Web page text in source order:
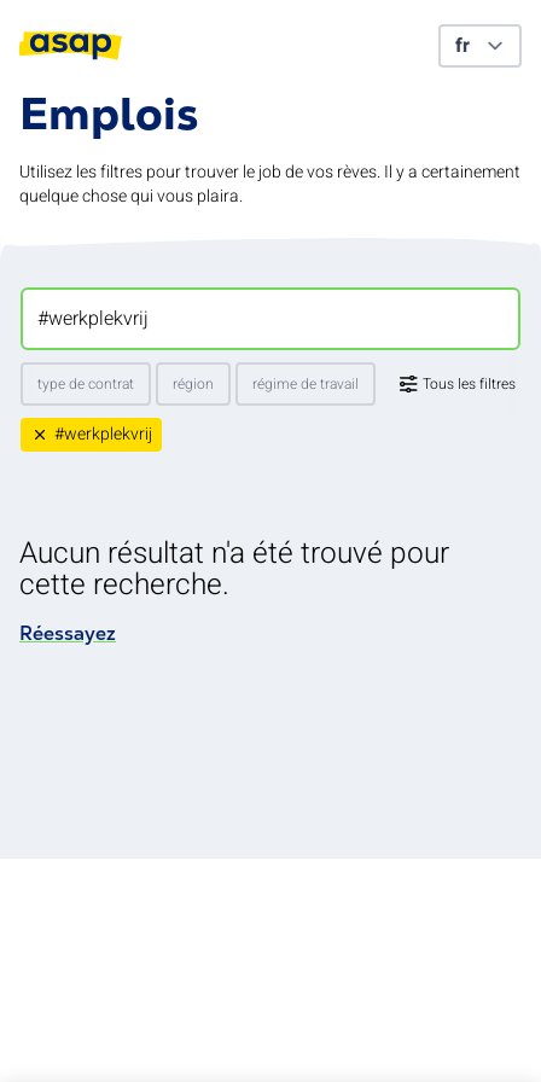
Emplois
Utilisez les filtres pour trouver le job de vos rèves. Il y a certainement
quelque chose qui vous plaira.
type de contrat région régime de travail Tous les filtres
#werkplekvrij
Aucun résultat n'a été trouvé pour
cette recherche.
Réessayez